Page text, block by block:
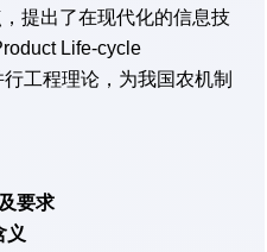
提出了在现代化的信息技
Life-cycle
工程理论，为我国农机制
要求
义